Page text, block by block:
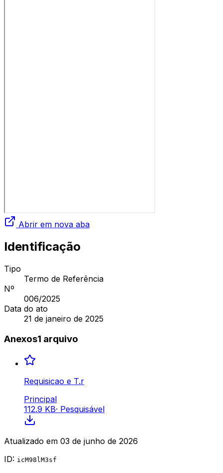
Abrir em nova aba
Identificação
Tipo
Termo de Referência
Nº
006/2025
Data do ato
21 de janeiro de 2025
Anexos1 arquivo
Requisicao e T.r
Principal
112.9 KB· Pesquisável
Atualizado em 03 de junho de 2026
ID: icM98lM3sf